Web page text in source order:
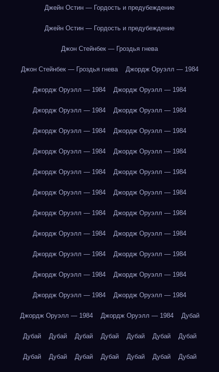
Джейн Остин — Гордость и предубеждение
Джейн Остин — Гордость и предубеждение
Джон Стейнбек — Гроздья гнева
Джон Стейнбек — Гроздья гнева Джордж Оруэлл — 1984
Джордж Оруэлл — 1984 Джордж Оруэлл — 1984
Джордж Оруэлл — 1984 Джордж Оруэлл — 1984
Джордж Оруэлл — 1984 Джордж Оруэлл — 1984
Джордж Оруэлл — 1984 Джордж Оруэлл — 1984
Джордж Оруэлл — 1984 Джордж Оруэлл — 1984
Джордж Оруэлл — 1984 Джордж Оруэлл — 1984
Джордж Оруэлл — 1984 Джордж Оруэлл — 1984
Джордж Оруэлл — 1984 Джордж Оруэлл — 1984
Джордж Оруэлл — 1984 Джордж Оруэлл — 1984
Джордж Оруэлл — 1984 Джордж Оруэлл — 1984
Джордж Оруэлл — 1984 Джордж Оруэлл — 1984
Джордж Оруэлл — 1984 Джордж Оруэлл — 1984 Дубай
Дубай Дубай Дубай Дубай Дубай Дубай Дубай
Дубай Дубай Дубай Дубай Дубай Дубай Дубай